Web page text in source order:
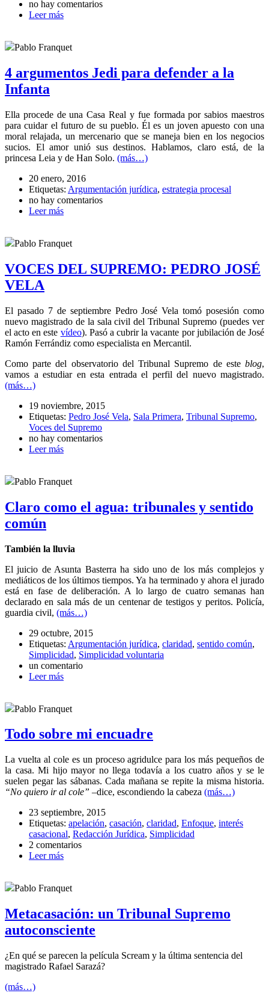
no hay comentarios
Leer más
Pablo Franquet
4 argumentos Jedi para defender a la
Infanta
Ella procede de una Casa Real y fue formada por sabios maestros
para cuidar el futuro de su pueblo. Él es un joven apuesto con una
moral relajada, un mercenario que se maneja bien en los negocios
sucios. El amor unió sus destinos. Hablamos, claro está, de la
princesa Leia y de Han Solo. (más…)
20 enero, 2016
Etiquetas: Argumentación jurídica, estrategia procesal
no hay comentarios
Leer más
Pablo Franquet
VOCES DEL SUPREMO: PEDRO JOSÉ
VELA
El pasado 7 de septiembre Pedro José Vela tomó posesión como
nuevo magistrado de la sala civil del Tribunal Supremo (puedes ver
el acto en este vídeo). Pasó a cubrir la vacante por jubilación de José
Ramón Ferrándiz como especialista en Mercantil.
Como parte del observatorio del Tribunal Supremo de este blog,
vamos a estudiar en esta entrada el perfil del nuevo magistrado.
(más…)
19 noviembre, 2015
Etiquetas: Pedro José Vela, Sala Primera, Tribunal Supremo,
Voces del Supremo
no hay comentarios
Leer más
Pablo Franquet
Claro como el agua: tribunales y sentido
común
También la lluvia
El juicio de Asunta Basterra ha sido uno de los más complejos y
mediáticos de los últimos tiempos. Ya ha terminado y ahora el jurado
está en fase de deliberación. A lo largo de cuatro semanas han
declarado en sala más de un centenar de testigos y peritos. Policía,
guardia civil, (más…)
29 octubre, 2015
Etiquetas: Argumentación jurídica, claridad, sentido común,
Simplicidad, Simplicidad voluntaria
un comentario
Leer más
Pablo Franquet
Todo sobre mi encuadre
La vuelta al cole es un proceso agridulce para los más pequeños de
la casa. Mi hijo mayor no llega todavía a los cuatro años y se le
suelen pegar las sábanas. Cada mañana se repite la misma historia.
“No quiero ir al cole” –dice, escondiendo la cabeza (más…)
23 septiembre, 2015
Etiquetas: apelación, casación, claridad, Enfoque, interés
casacional, Redacción Jurídica, Simplicidad
2 comentarios
Leer más
Pablo Franquet
Metacasación: un Tribunal Supremo
autoconsciente
¿En qué se parecen la película Scream y la última sentencia del
magistrado Rafael Sarazá?
(más…)